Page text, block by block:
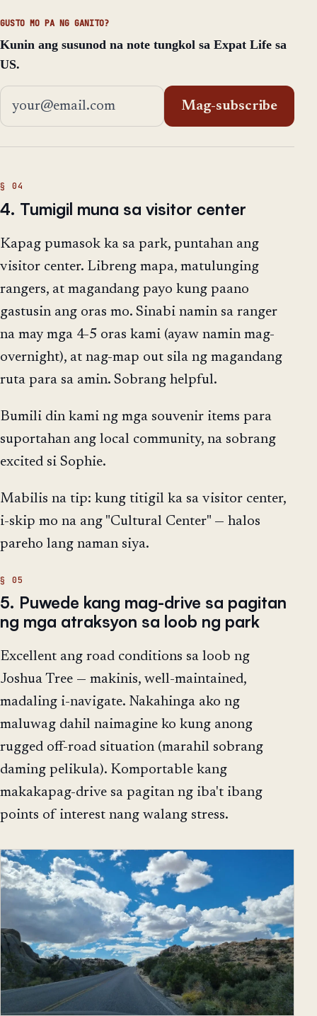
GUSTO MO PA NG GANITO?
Kunin ang susunod na note tungkol sa Expat Life sa
US.
Email address
Mag-subscribe
4. Tumigil muna sa visitor center
Kapag pumasok ka sa park, puntahan ang
visitor center. Libreng mapa, matulunging
rangers, at magandang payo kung paano
gastusin ang oras mo. Sinabi namin sa ranger
na may mga 4-5 oras kami (ayaw namin mag-
overnight), at nag-map out sila ng magandang
ruta para sa amin. Sobrang helpful.
Bumili din kami ng mga souvenir items para
suportahan ang local community, na sobrang
excited si Sophie.
Mabilis na tip: kung titigil ka sa visitor center,
i-skip mo na ang "Cultural Center" — halos
pareho lang naman siya.
5. Puwede kang mag-drive sa pagitan
ng mga atraksyon sa loob ng park
Excellent ang road conditions sa loob ng
Joshua Tree — makinis, well-maintained,
madaling i-navigate. Nakahinga ako ng
maluwag dahil naimagine ko kung anong
rugged off-road situation (marahil sobrang
daming pelikula). Komportable kang
makakapag-drive sa pagitan ng iba't ibang
points of interest nang walang stress.